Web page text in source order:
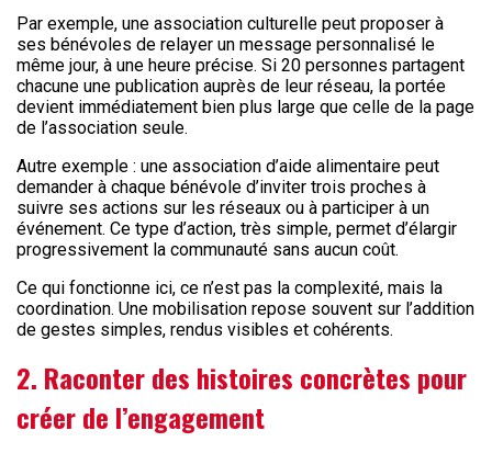
Par exemple, une association culturelle peut proposer à
ses bénévoles de relayer un message personnalisé le
même jour, à une heure précise. Si 20 personnes partagent
chacune une publication auprès de leur réseau, la portée
devient immédiatement bien plus large que celle de la page
de l’association seule.
Autre exemple : une association d’aide alimentaire peut
demander à chaque bénévole d’inviter trois proches à
suivre ses actions sur les réseaux ou à participer à un
événement. Ce type d’action, très simple, permet d’élargir
progressivement la communauté sans aucun coût.
Ce qui fonctionne ici, ce n’est pas la complexité, mais la
coordination. Une mobilisation repose souvent sur l’addition
de gestes simples, rendus visibles et cohérents.
2. Raconter des histoires concrètes pour
créer de l’engagement